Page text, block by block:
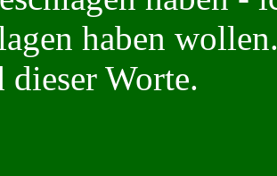
haben
dieser Worte.